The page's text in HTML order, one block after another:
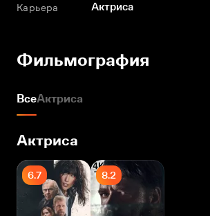
Карьера Актриса
Фильмография
ВсеАктриса
Актриса
6.7 8.2